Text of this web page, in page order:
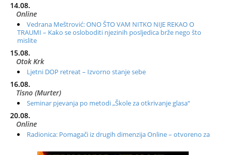
14.08.
Online
Vedrana Meštrović: ONO ŠTO VAM NITKO NIJE REKAO O
TRAUMI – Kako se osloboditi njezinih posljedica brže nego što
mislite
15.08.
Otok Krk
Ljetni DOP retreat – Izvorno stanje sebe
16.08.
Tisno (Murter)
Seminar pjevanja po metodi „Škole za otkrivanje glasa“
20.08.
Online
Radionica: Pomagači iz drugih dimenzija Online – otvoreno za